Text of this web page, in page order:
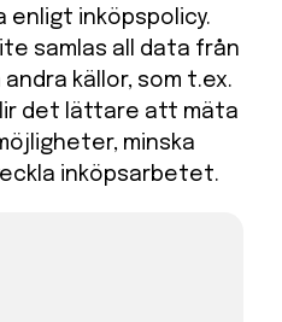
enligt inköpspolicy.
samlas all data från
källor, som t.ex.
det lättare att mäta
minska
inköpsarbetet.